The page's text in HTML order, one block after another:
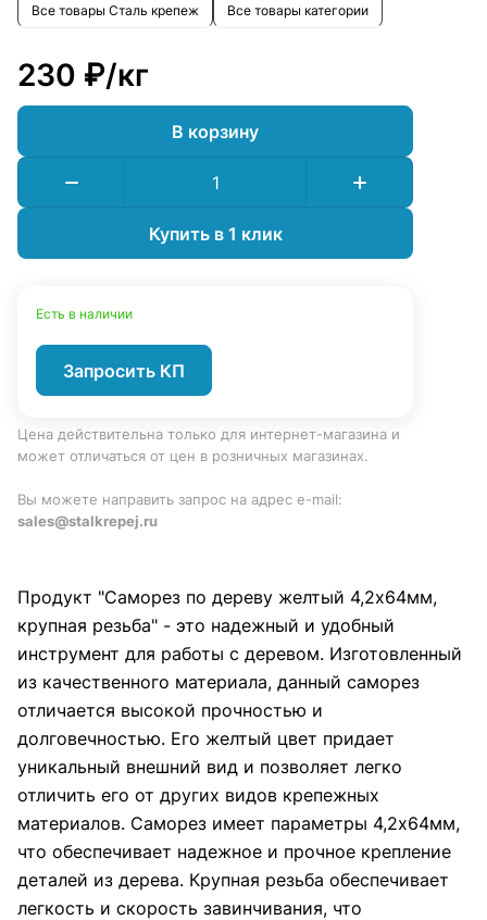
Все товары Сталь крепеж Все товары категории
230 ₽/кг
В корзину
Купить в 1 клик
Есть в наличии
Запросить КП
Цена действительна только для интернет-магазина и
может отличаться от цен в розничных магазинах.
Вы можете направить запрос на адрес e-mail:
sales@stalkrepej.ru
Продукт "Саморез по дереву желтый 4,2х64мм,
крупная резьба" - это надежный и удобный
инструмент для работы с деревом. Изготовленный
из качественного материала, данный саморез
отличается высокой прочностью и
долговечностью. Его желтый цвет придает
уникальный внешний вид и позволяет легко
отличить его от других видов крепежных
материалов. Саморез имеет параметры 4,2х64мм,
что обеспечивает надежное и прочное крепление
деталей из дерева. Крупная резьба обеспечивает
легкость и скорость завинчивания, что